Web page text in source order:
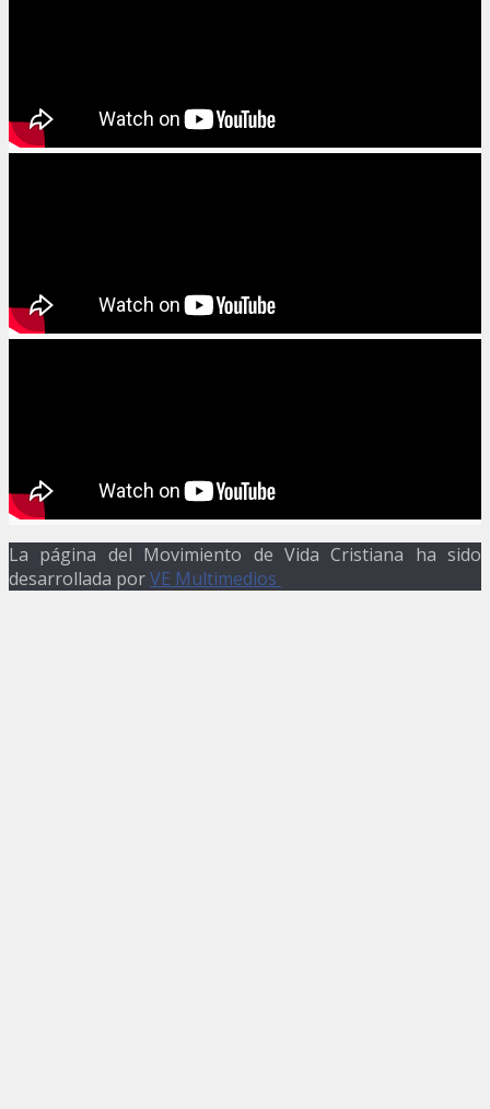
La página del Movimiento de Vida Cristiana ha sido
desarrollada porVE Multimedios